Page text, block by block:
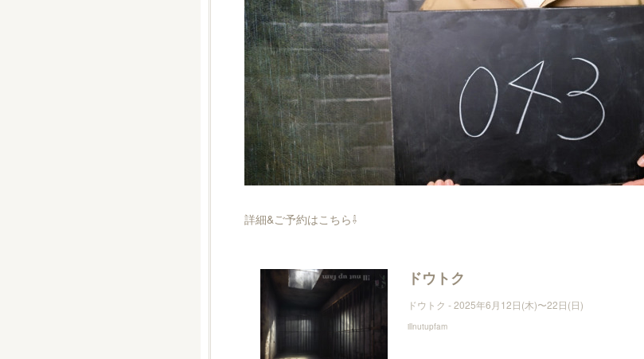
詳細&ご予約はこちら⇩
ドウトク
ドウトク - 2025年6月12日(木)〜22日(日)
illnutupfam